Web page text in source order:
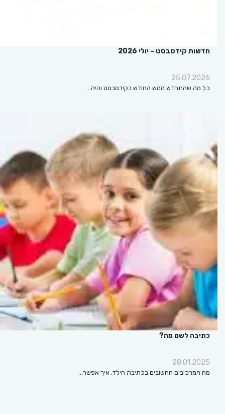
חדשות קידסבסט – יולי 2026
25.07.2026
כל מה שהתחדש ממש החודש בקידסבסט והיה…
כתיבה לשם מה?
28.01.2025
מה המרכיבים החשובים בכתיבת הילד, איך אפשר…